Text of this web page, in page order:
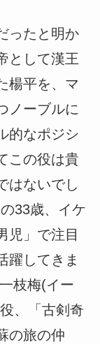
ったと明か
として漢王
楊平を、マ
ノーブルに
的なポジシ
この役は貴
はないでし
33歳、イケ
児」で注目
躍してきま
枝梅(イー
、「古剣奇
の旅の仲